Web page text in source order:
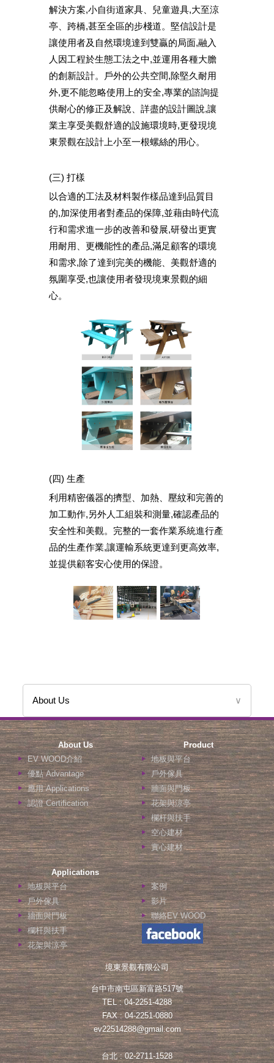
解決方案,小自街道家具、兒童遊具,大至涼
亭、跨橋,甚至全區的步棧道。堅信設計是
讓使用者及自然環境達到雙贏的局面,融入
人因工程於生態工法之中,並運用各種大膽
的創新設計。戶外的公共空間,除堅久耐用
外,更不能忽略使用上的安全,專業的諮詢提
供耐心的修正及解說、詳盡的設計圖說,讓
業主享受美觀舒適的設施環境時,更發現境
東景觀在設計上小至一根螺絲的用心。
(三) 打樣
以合適的工法及材料製作樣品達到品質目
的,加深使用者對產品的保障,並藉由時代流
行和需求進一步的改善和發展,研發出更實
用耐用、更機能性的產品,滿足顧客的環境
和需求,除了達到完美的機能、美觀舒適的
氛圍享受,也讓使用者發現境東景觀的細
心。
(四) 生產
利用精密儀器的擠型、加熱、壓紋和完善的
加工動作,另外人工組裝和測量,確認產品的
安全性和美觀。完整的一套作業系統進行產
品的生產作業,讓運輸系統更達到更高效率,
並提供顧客安心使用的保證。
About Us ∨
About Us
EV WOOD介紹
優點 Advantage
應用 Applications
認證 Certification
Product
地板與平台
戶外傢具
牆面與門板
花架與涼亭
欄杆與扶手
空心建材
實心建材
Applications
地板與平台
戶外傢具
牆面與門板
欄杆與扶手
花架與涼亭
案例
影片
聯絡EV WOOD
境東景觀有限公司
台中市南屯區新富路517號
TEL : 04-2251-4288
FAX : 04-2251-0880
ev22514288@gmail.com
台北 : 02-2711-1528